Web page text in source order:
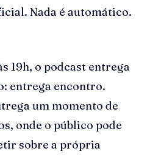
Nada é automático.
19h, o podcast entrega
entrega encontro.
um momento de
onde o público pode
sobre a própria